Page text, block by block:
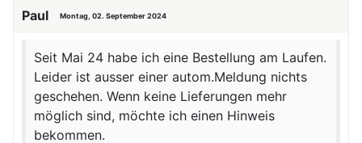
Paul Montag, 02. September 2024
Seit Mai 24 habe ich eine Bestellung am Laufen.
Leider ist ausser einer autom.Meldung nichts
geschehen. Wenn keine Lieferungen mehr
möglich sind, möchte ich einen Hinweis
bekommen.